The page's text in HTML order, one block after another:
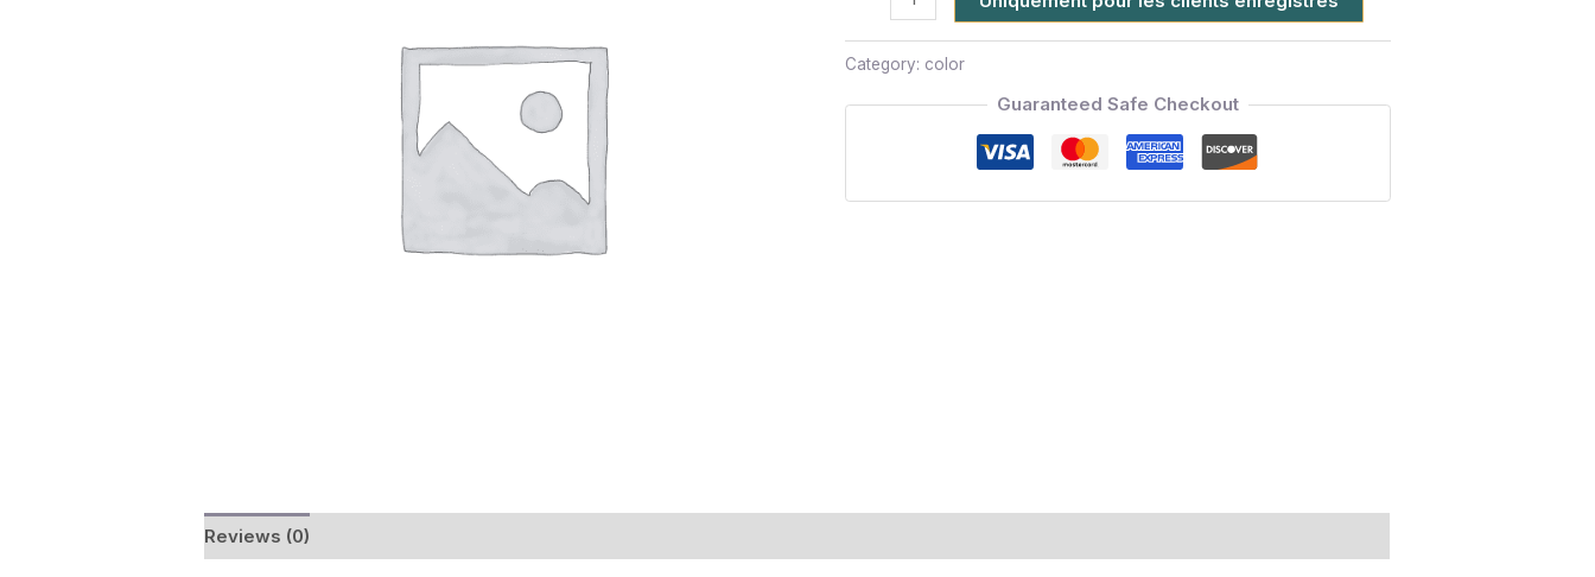
Category: color
Guaranteed Safe Checkout
Reviews (0)